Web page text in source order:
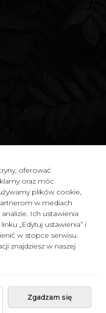
oferować
oraz móc
plików cookie,
w mediach
Ich ustawienia
„Edytuj ustawienia” i
w stopce serwisu.
znajdziesz w naszej
Zgadzam się